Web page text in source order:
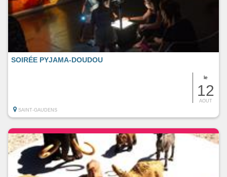
le
12
AOUT
SOIRÉE PYJAMA-DOUDOU
SAINT-GAUDENS